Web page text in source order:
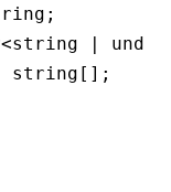
;
<string |
string [];